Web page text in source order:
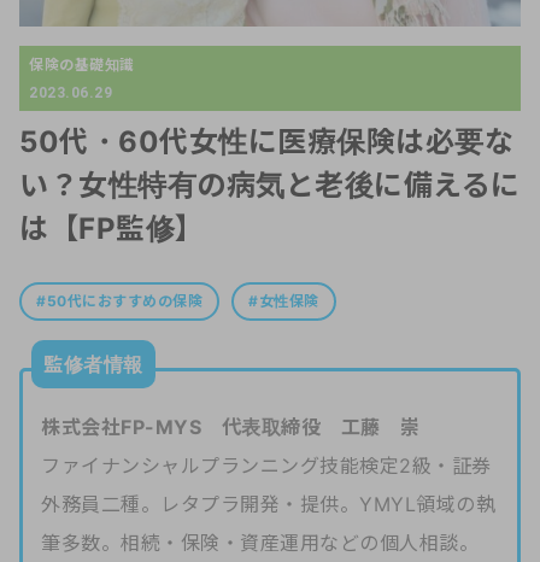
保険の基礎知識
2023.06.29
50代・60代女性に医療保険は必要な
い？女性特有の病気と老後に備えるに
は【FP監修】
50代におすすめの保険 女性保険
監修者情報
株式会社FP-MYS 代表取締役 工藤 崇
ファイナンシャルプランニング技能検定2級・証券
外務員二種。レタプラ開発・提供。YMYL領域の執
筆多数。相続・保険・資産運用などの個人相談。